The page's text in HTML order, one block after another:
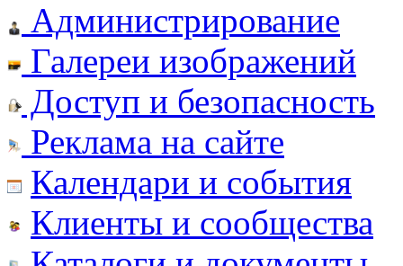
Администрирование
Галереи изображений
Доступ и безопасность
Реклама на сайте
Календари и события
Клиенты и сообщества